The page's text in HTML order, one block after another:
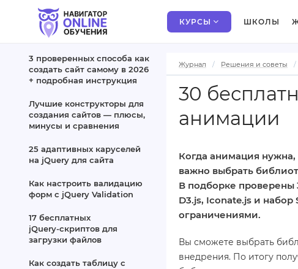
КУРСЫ ШКОЛЫ
Журнал Решения и советы
30
анимации
Когда анимация
важно выбрать
В подборке проверены
D3.js, Iconate.js и
ограничениями.
Вы сможете выбрать
внедрения. По итогу
3 проверенных способа как
создать сайт самому в 2026
+ подробная инструкция
Лучшие конструкторы для
создания сайтов — плюсы,
минусы и сравнения
25 адаптивных каруселей
на jQuery для сайта
Как настроить валидацию
форм с jQuery Validation
17 бесплатных
jQuery‑скриптов для
загрузки файлов
Как создать таблицу с